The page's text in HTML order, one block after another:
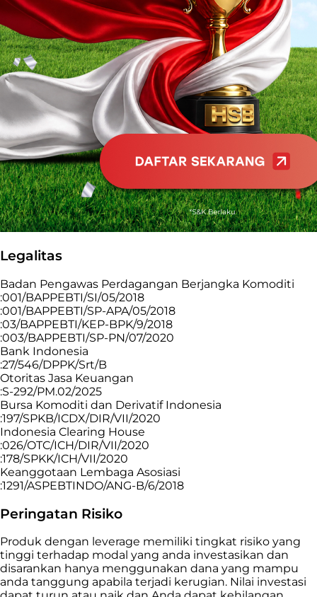
Legalitas
Badan Pengawas Perdagangan Berjangka Komoditi
:001/BAPPEBTI/SI/05/2018
:001/BAPPEBTI/SP-APA/05/2018
:03/BAPPEBTI/KEP-BPK/9/2018
:003/BAPPEBTI/SP-PN/07/2020
Bank Indonesia
:27/546/DPPK/Srt/B
Otoritas Jasa Keuangan
:S-292/PM.02/2025
Bursa Komoditi dan Derivatif Indonesia
:197/SPKB/ICDX/DIR/VII/2020
Indonesia Clearing House
:026/OTC/ICH/DIR/VII/2020
:178/SPKK/ICH/VII/2020
Keanggotaan Lembaga Asosiasi
:1291/ASPEBTINDO/ANG-B/6/2018
Peringatan Risiko
Produk dengan leverage memiliki tingkat risiko yang
tinggi terhadap modal yang anda investasikan dan
disarankan hanya menggunakan dana yang mampu
anda tanggung apabila terjadi kerugian. Nilai investasi